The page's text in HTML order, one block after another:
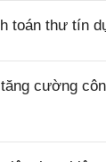
toán thư tín
cường